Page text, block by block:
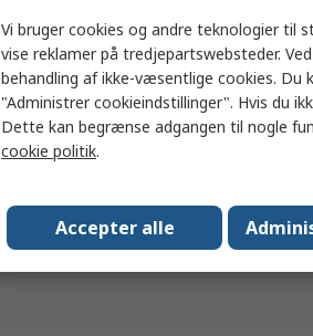
Pro-face
batterisæt til
AGP 4100
Mitsubishi FX-
Mitsubishi A-
Vi bruger cookies og andre teknologier til
vise reklamer på tredjepartswebsteder.
behandling af ikke-væsentlige cookies. Du
"Administrer cookieindstillinger". Hvis du
Dette kan begrænse adgangen til nogle
cookie politik.
Accepter alle